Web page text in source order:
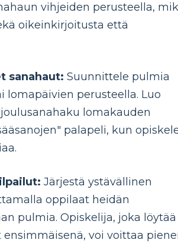
vihjeiden perusteella,
oikeinkirjoitusta että
sanahaut: Suunnittele pulmia
lomapäivien perusteella. Luo
lomakauden
palapeli, kun
Järjestä ystävällinen
oppilaat heidän
pulmia. Opiskelija, joka löytää
ensimmäisenä, voi voittaa